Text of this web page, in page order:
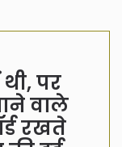
पर
वाले
रखते